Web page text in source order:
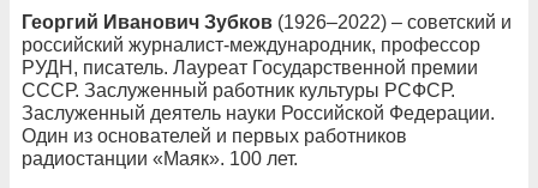
Георгий Иванович Зубков (1926–2022) – советский и
российский журналист-международник, профессор
РУДН, писатель. Лауреат Государственной премии
СССР. Заслуженный работник культуры РСФСР.
Заслуженный деятель науки Российской Федерации.
Один из основателей и первых работников
радиостанции «Маяк». 100 лет.